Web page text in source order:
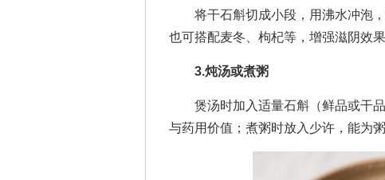
将干石斛切成小段，用沸水冲泡，
也可搭配麦冬、枸杞等，增强滋阴效
3.炖汤或煮粥
煲汤时加入适量石斛（鲜品或干品
与药用价值；煮粥时放入少许，能为